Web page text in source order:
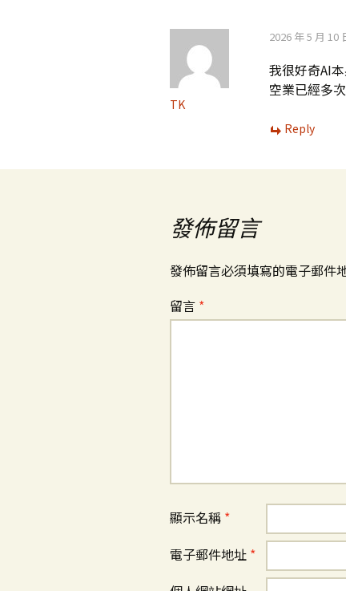
TK
2026 年 5 月 10
我很好奇AI
空業已經多
Reply
發佈留言
發佈留言必須填寫的電子郵件
留言 *
顯示名稱 *
電子郵件地址 *